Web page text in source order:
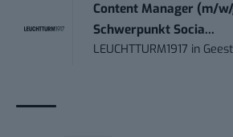
Content Manager (m/
Schwerpunkt Socia...
LEUCHTTURM1917 in